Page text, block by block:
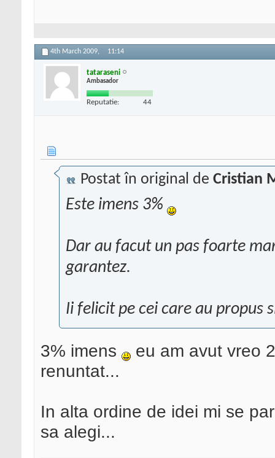
4th March 2009, 11:14
tataraseni
Ambasador
Reputatie: 44
Postat în original de Cristian
Este imens 3%
Dar au facut un pas foarte
garantez.
Ii felicit pe cei care au propus
3% imens
eu am avut vreo
renuntat...
In alta ordine de idei mi se
sa alegi...